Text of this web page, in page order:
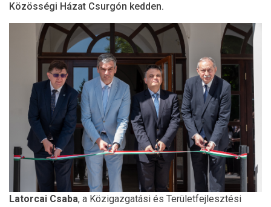
Közösségi Házat Csurgón kedden.
Latorcai Csaba, a Közigazgatási és Területfejlesztési